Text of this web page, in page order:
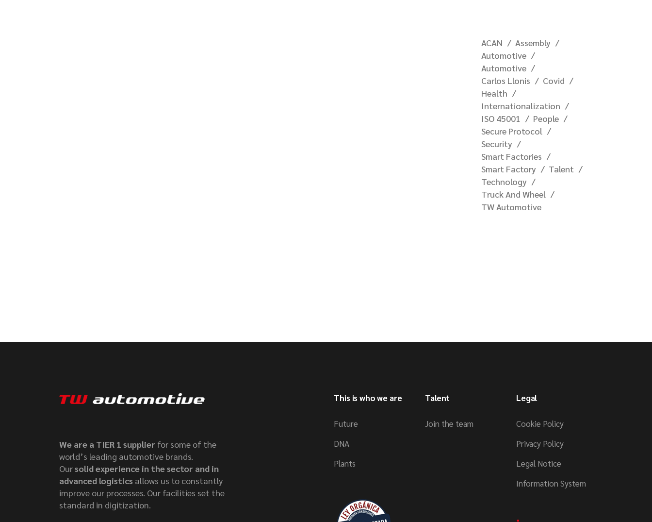
ACAN
Assembly
Automotive
Automotive
Carlos Llonis
Covid
Health
Internationalization
ISO 45001
People
Secure Protocol
Security
Smart Factories
Smart Factory
Talent
Technology
Truck And Wheel
TW Automotive
We are a TIER 1 supplier for some of the
world’s leading automotive brands.
Oursolid experience in the sector and in
advanced logistics allows us to constantly
improve our processes. Our facilities set the
standard in digitization.
This is who we are
Future
DNA
Plants
Talent
Join the team
Legal
Cookie Policy
Privacy Policy
Legal Notice
Information System